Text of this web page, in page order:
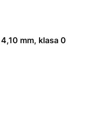
mm, klasa 0